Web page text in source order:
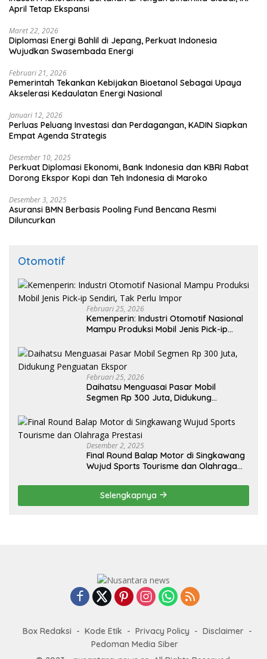
April Tetap Ekspansi
Maret 22, 2026
Diplomasi Energi Bahlil di Jepang, Perkuat Indonesia
Wujudkan Swasembada Energi
Februari 21, 2026
Pemerintah Tekankan Kebijakan Bioetanol Sebagai Upaya
Akselerasi Kedaulatan Energi Nasional
Januari 12, 2026
Perluas Peluang Investasi dan Perdagangan, KADIN Siapkan
Empat Agenda Strategis
Desember 10, 2025
Perkuat Diplomasi Ekonomi, Bank Indonesia dan KBRI Rabat
Dorong Ekspor Kopi dan Teh Indonesia di Maroko
Desember 3, 2025
Asuransi BMN Berbasis Pooling Fund Bencana Resmi
Diluncurkan
Otomotif
Februari 25, 2026
Kemenperin: Industri Otomotif Nasional
Mampu Produksi Mobil Jenis Pick-ip
Februari 25, 2026
Daihatsu Menguasai Pasar Mobil
Segmen Rp 300 Juta, Didukung
Desember 2, 2025
Final Round Balap Motor di Singkawang
Wujud Sports Tourisme dan Olahraga
Selengkapnya
Box Redaksi Kode Etik Privacy Policy
Disclaimer
Pedoman Media Siber